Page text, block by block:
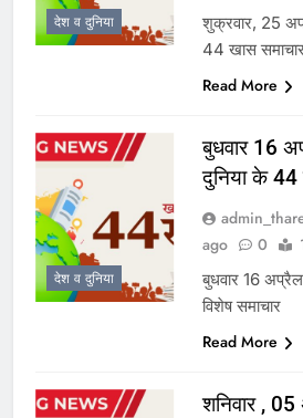
देश व दुनिया
शुक्रवार, 25
44 खास
Read More
देश व दुनिया
बुधवार 16
दुनिया के 44
ago
0
बुधवार 16
विशेष समाचार
Read More
शनिवार ,